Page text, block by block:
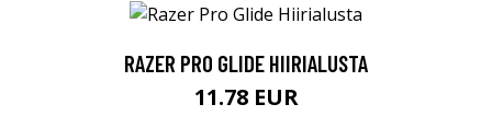
RAZER PRO GLIDE HIIRIALUSTA
11.78 EUR